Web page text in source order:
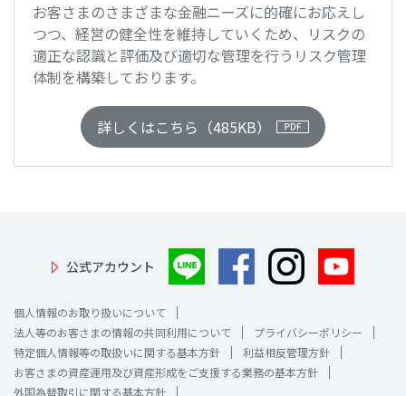
お客さまのさまざまな金融ニーズに的確にお応えし
つつ、経営の健全性を維持していくため、リスクの
適正な認識と評価及び適切な管理を行うリスク管理
体制を構築しております。
詳しくはこちら（485KB）
公式アカウント
個人情報のお取り扱いについて
法人等のお客さまの情報の共同利用について
プライバシーポリシー
特定個人情報等の取扱いに関する基本方針
利益相反管理方針
お客さまの資産運用及び資産形成をご支援する業務の基本方針
外国為替取引に関する基本方針